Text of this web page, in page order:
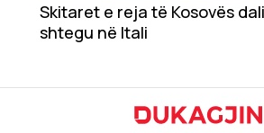
Teknologji
Skitaret e reja të Kosovës
shtegu në Itali